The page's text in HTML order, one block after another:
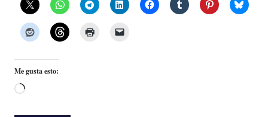
Me gusta esto:
Cargando...